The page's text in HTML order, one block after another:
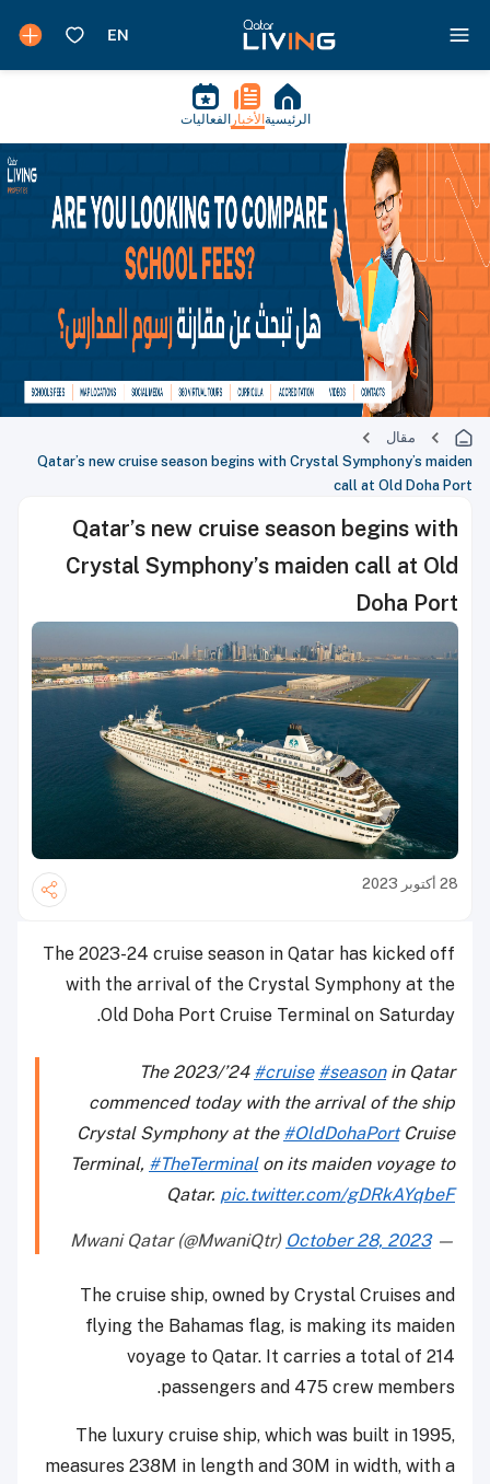
الرئيسية الأخبار الفعاليات
مقال
Qatar’s new cruise season begins with Crystal Symphony’s maiden
call at Old Doha Port
Qatar’s new cruise season begins with
Crystal Symphony’s maiden call at Old
Doha Port
28 أكتوبر 2023
The 2023-24 cruise season in Qatar has kicked off
with the arrival of the Crystal Symphony at the
Old Doha Port Cruise Terminal on Saturday.
The 2023/’24 #cruise #seasonin Qatar
commenced today with the arrival of the ship
Crystal Symphony at the #OldDohaPortCruise
Terminal, #TheTerminalon its maiden voyage to
Qatar. pic.twitter.com/gDRkAYqbeF
— Mwani Qatar (@MwaniQtr)
October 28, 2023
The cruise ship, owned by Crystal Cruises and
flying the Bahamas flag, is making its maiden
voyage to Qatar. It carries a total of 214
passengers and 475 crew members.
The luxury cruise ship, which was built in 1995,
measures 238M in length and 30M in width, with a